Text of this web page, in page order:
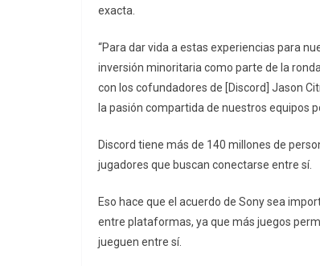
exacta.
“Para dar vida a estas experiencias para
inversión minoritaria como parte de la
con los cofundadores de [Discord] Jason
la pasión compartida de nuestros equipos
Discord tiene más de 140 millones de
jugadores que buscan conectarse entre sí.
Eso hace que el acuerdo de Sony sea
entre plataformas, ya que más juegos
jueguen entre sí.